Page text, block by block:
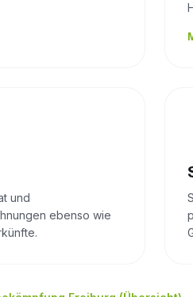
und
ebenso wie